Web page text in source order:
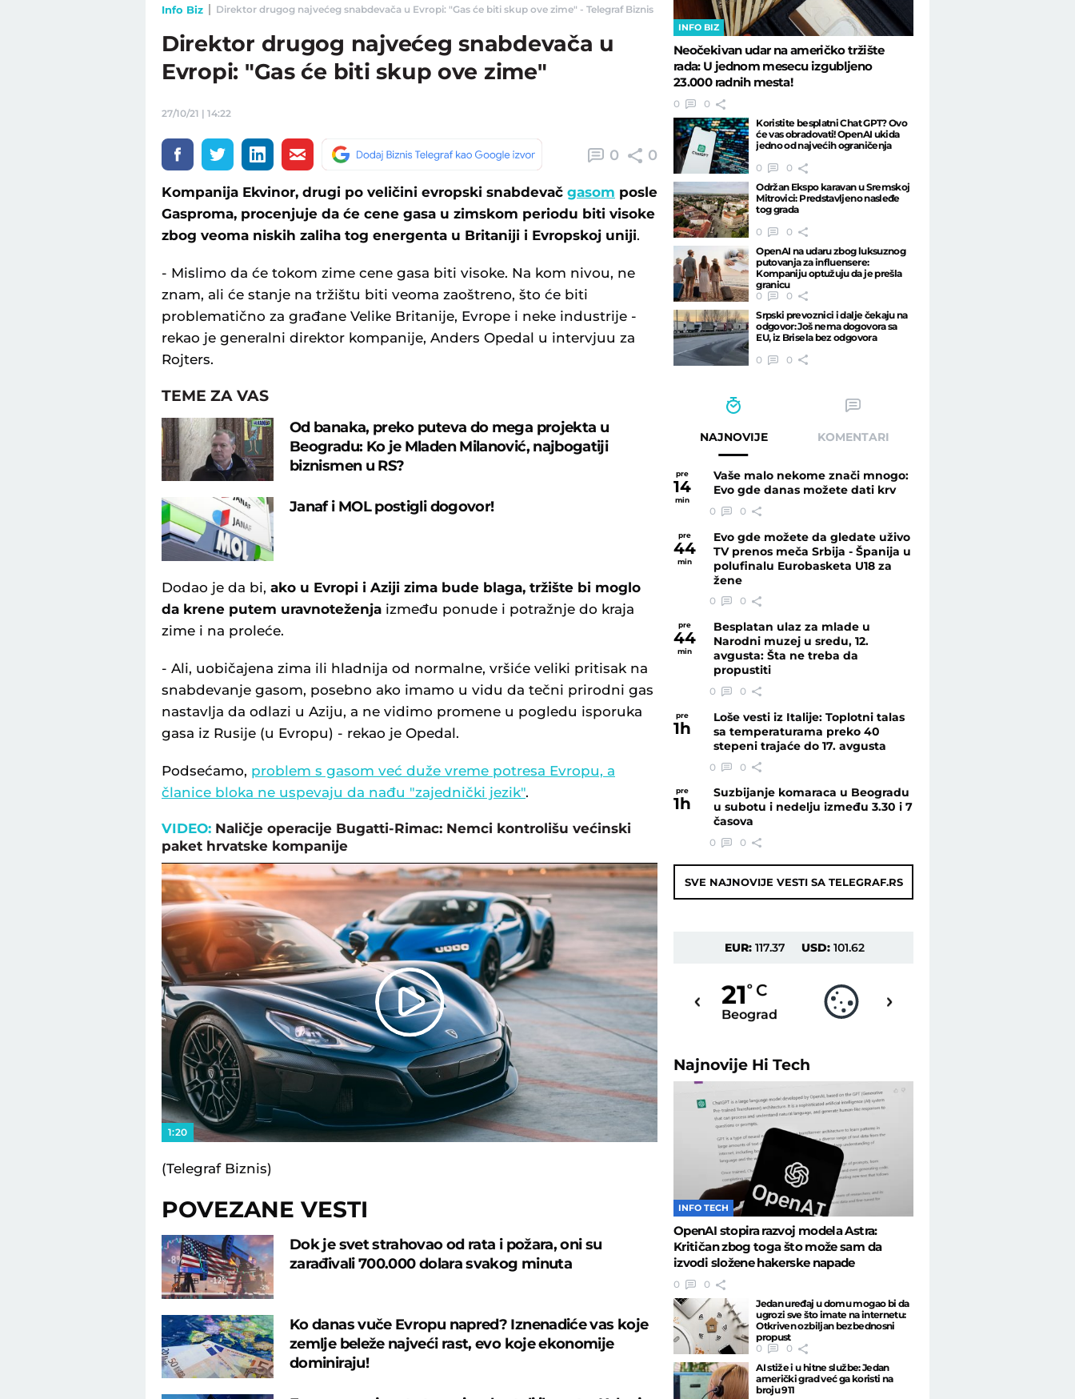
Info Biz Direktor drugog najvećeg snabdevača u Evropi: "Gas će biti skup ove zime" - Telegraf Biznis
Direktor drugog najvećeg snabdevača u
Evropi: "Gas će biti skup ove zime"
27/10/21 | 14:22
0 0
Kompanija Ekvinor, drugi po veličini evropski snabdevač gasom posle
Gasproma, procenjuje da će cene gasa u zimskom periodu biti visoke
zbog veoma niskih zaliha tog energenta u Britaniji i Evropskoj uniji.
- Mislimo da će tokom zime cene gasa biti visoke. Na kom nivou, ne
znam, ali će stanje na tržištu biti veoma zaoštreno, što će biti
problematično za građane Velike Britanije, Evrope i neke industrije -
rekao je generalni direktor kompanije, Anders Opedal u intervjuu za
Rojters.
TEME ZA VAS
Od banaka, preko puteva do mega projekta u
Beogradu: Ko je Mladen Milanović, najbogatiji
biznismen u RS?
Janaf i MOL postigli dogovor!
Dodao je da bi, ako u Evropi i Aziji zima bude blaga, tržište bi moglo
da krene putem uravnoteženja između ponude i potražnje do kraja
zime i na proleće.
- Ali, uobičajena zima ili hladnija od normalne, vršiće veliki pritisak na
snabdevanje gasom, posebno ako imamo u vidu da tečni prirodni gas
nastavlja da odlazi u Aziju, a ne vidimo promene u pogledu isporuka
gasa iz Rusije (u Evropu) - rekao je Opedal.
Podsećamo, problem s gasom već duže vreme potresa Evropu, a
članice bloka ne uspevaju da nađu "zajednički jezik".
VIDEO: Naličje operacije Bugatti-Rimac: Nemci kontrolišu većinski
paket hrvatske kompanije
Play
Video
1:20
(Telegraf Biznis)
POVEZANE VESTI
Dok je svet strahovao od rata i požara, oni su
zarađivali 700.000 dolara svakog minuta
Ko danas vuče Evropu napred? Iznenadiće vas koje
zemlje beleže najveći rast, evo koje ekonomije
dominiraju!
INFO BIZ
Neočekivan udar na američko tržište
rada: U jednom mesecu izgubljeno
23.000 radnih mesta!
0
0
Koristite besplatni Chat GPT? Ovo
će vas obradovati! OpenAI ukida
jedno od najvećih ograničenja
0
0
Održan Ekspo karavan u Sremskoj
Mitrovici: Predstavljeno nasleđe
tog grada
0
0
OpenAI na udaru zbog luksuznog
putovanja za influensere:
Kompaniju optužuju da je prešla
granicu
0
0
Srpski prevoznici i dalje čekaju na
odgovor: Još nema dogovora sa
EU, iz Brisela bez odgovora
0
0
NAJNOVIJE KOMENTARI
pre
14
min
Vaše malo nekome znači mnogo:
Evo gde danas možete dati krv
0 0
pre
44
min
Evo gde možete da gledate uživo
TV prenos meča Srbija - Španija u
polufinalu Eurobasketa U18 za
žene
0 0
pre
44
min
Besplatan ulaz za mlade u
Narodni muzej u sredu, 12.
avgusta: Šta ne treba da
propustiti
0 0
pre
1h
Loše vesti iz Italije: Toplotni talas
sa temperaturama preko 40
stepeni trajaće do 17. avgusta
0 0
pre
1h
Suzbijanje komaraca u Beogradu
u subotu i nedelju između 3.30 i 7
časova
0 0
SVE NAJNOVIJE VESTI SA TELEGRAF.RS
EUR:117.37 USD: 101.62
16o C
Priština
21 o C
Beograd
Najnovije Hi Tech
INFO TECH
OpenAI stopira razvoj modela Astra:
Kritičan zbog toga što može sam da
izvodi složene hakerske napade
0
0
Jedan uređaj u domu mogao bi da
ugrozi sve što imate na internetu:
Otkriven ozbiljan bezbednosni
propust
0
0
AI stiže i u hitne službe: Jedan
američki grad već ga koristi na
broju 911